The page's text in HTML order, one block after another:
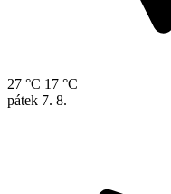
27 °C 17 °C
pátek 7. 8.